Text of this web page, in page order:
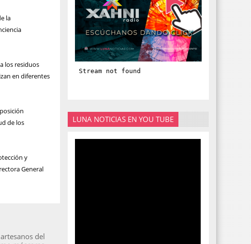
la
los residuos
en diferentes
de los
y
General
del
LUNA NOTICIAS EN YOU TUBE